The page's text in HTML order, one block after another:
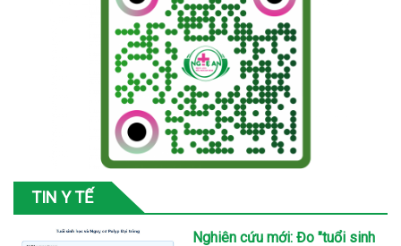
TIN Y TẾ
Nghiên cứu mới: Đo "tuổi sinh